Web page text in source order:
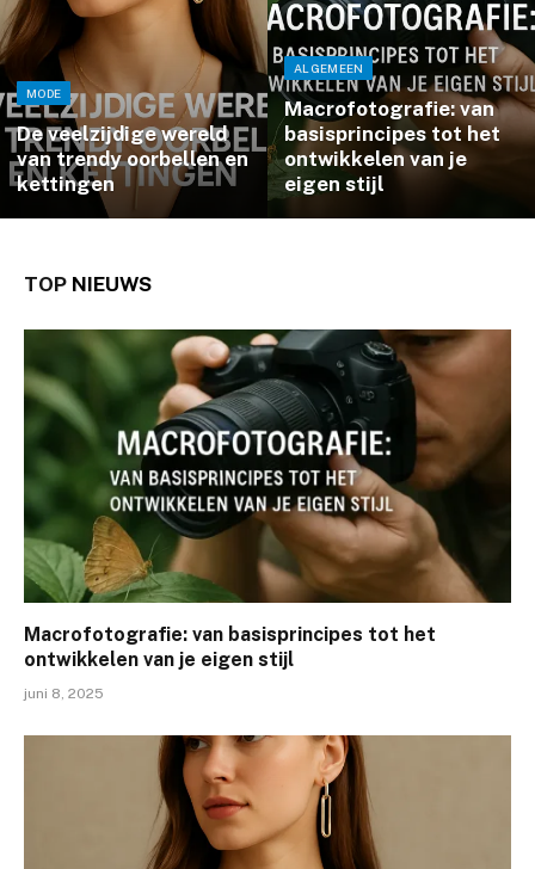
MODE
De veelzijdige wereld
van trendy oorbellen en
kettingen
ALGEMEEN
Macrofotografie: van
basisprincipes tot het
ontwikkelen van je
eigen stijl
TOP NIEUWS
Macrofotografie: van basisprincipes tot het
ontwikkelen van je eigen stijl
juni 8, 2025